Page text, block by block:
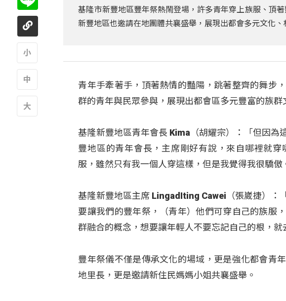
基隆市新豐地區豐年祭熱鬧登場，許多青年穿上族服、頂
新豐地區也邀請在地團體共襄盛舉，展現出都會多元文化、
青年手牽著手，頂著熱情的豔陽，跳著整齊的舞步
群的青年與民眾參與，展現出都會區多元豐富的族群
基隆新豐地區青年會長 Kima（胡耀宗）：「但因為
豐地區的青年會長，主席剛好有說，來自哪裡就
服，雖然只有我一個人穿這樣，但是我覺得我很驕傲
基隆新豐地區主席 LingadIting Cawei（張崴捷）：
要讓我們的豐年祭，（青年）他們可穿自己的族服
群融合的概念，想要讓年輕人不要忘記自己的根，就
豐年祭儀不僅是傳承文化的場域，更是強化都會青
地里長，更是邀請新住民媽媽小姐共襄盛舉。